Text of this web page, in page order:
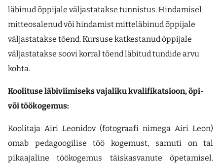
läbinud õppijale väljastatakse tunnistus. Hindamisel
mitteosalenud või hindamist mitteläbinud õppijale
väljastatakse tõend. Kursuse katkestanud õppijale
väljastatakse soovi korral tõend läbitud tundide arvu
kohta.
Koolituse läbiviimiseks vajaliku kvalifikatsioon, õpi-
või töökogemus:
Koolitaja Airi Leonidov (fotograafi nimega Airi Leon)
omab pedagoogilise töö kogemust, samuti on tal
pikaajaline töökogemus täiskasvanute õpetamisel.